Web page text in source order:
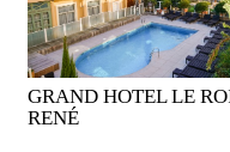
GRAND HOTEL LE ROI
RENÉ